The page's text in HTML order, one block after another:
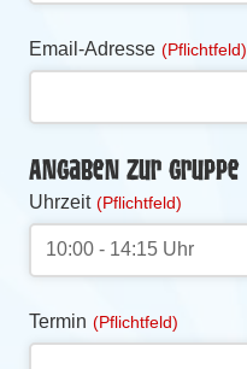
Email-Adresse (Pflichtfeld)
Angaben zur Gruppe
Uhrzeit (Pflichtfeld)
Termin (Pflichtfeld)